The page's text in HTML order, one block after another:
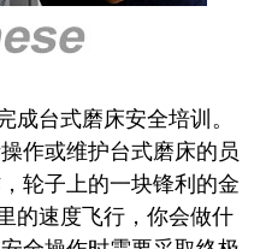
成台式磨床安全培训。
作或维护台式磨床的员
轮子上的一块锋利的金
的速度飞行，你会做什